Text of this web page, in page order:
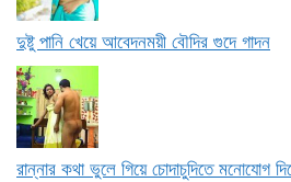
দুষ্টু পানি খেয়ে আবেদনময়ী বৌদির গুদে গাদন
রান্নার কথা ভুলে গিয়ে চোদাচুদিতে মনোযোগ